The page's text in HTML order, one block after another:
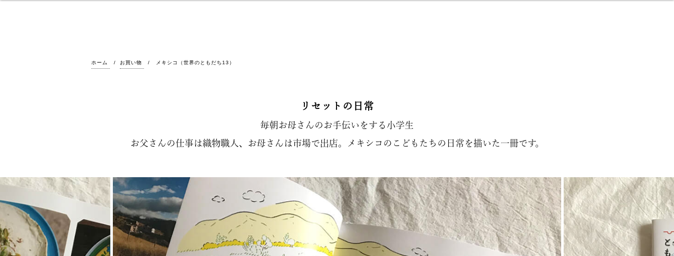
ホーム お買い物 メキシコ（世界のともだち13）
リセットの日常
毎朝お母さんのお手伝いをする小学生
お父さんの仕事は織物職人、お母さんは市場で出店。メキシコのこどもたちの日常を描いた一冊です。